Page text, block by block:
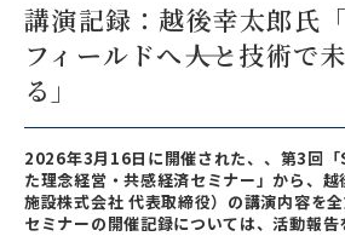
講演記録：越後幸太郎氏
フィールドへ――人と技術で
る」
2026年3月16日に開催された、、第3回「
た理念経営・共感経済セミナー」から、
施設株式会社 代表取締役）の講演内容を全
セミナーの開催記録については、活動報告